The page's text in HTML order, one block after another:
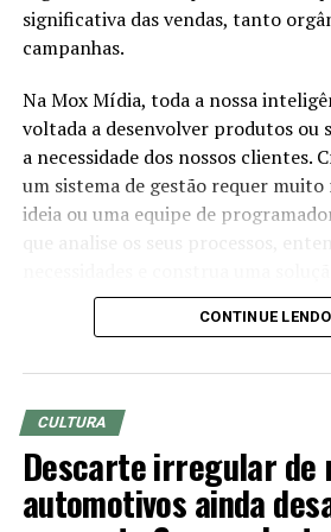
TÓPICOS RELACIONADOS
SALTO ALTO CONNECTION
TRANSFORMAÇÃO DE MULHERES
A SEGUIR
significativa das vendas, tanto
campanhas.
Na Mox Mídia, toda a nossa
voltada a desenvolver produtos ou
a necessidade dos nossos clientes.
um sistema de gestão requer muito
ideia ou uma equipe de
que analise os seus processos,
seu problema.
vendedor e bem escrito. Mas não
manter a estrutura perfeito para
segundo fator mais importante para
empresa no Google.
Nossa preocupação é construir
CONTINUE LENDO
CULTURA
Descarte irregular de
automotivos ainda